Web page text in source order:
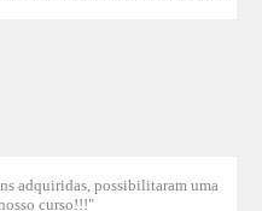
adquiridas, possibilitaram uma
curso!!!"